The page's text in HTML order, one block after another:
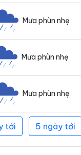
Mưa phùn nhẹ
Mưa phùn nhẹ
Mưa phùn nhẹ
tới 5 ngày tới